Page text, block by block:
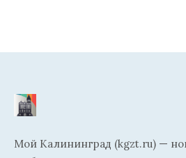
Мой Калининград (kgzt.ru) —